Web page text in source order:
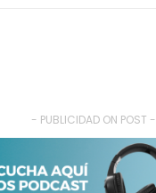
- PUBLICIDAD ON POST -